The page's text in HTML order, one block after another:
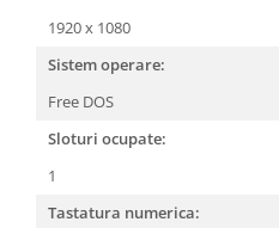
1920 x 1080
Sistem operare:
Free DOS
Sloturi ocupate:
1
Tastatura numerica: